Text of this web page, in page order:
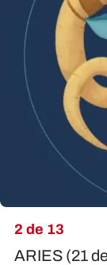
2 de 13
ARIES (21